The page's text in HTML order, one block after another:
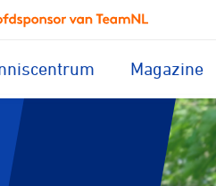
Magazine